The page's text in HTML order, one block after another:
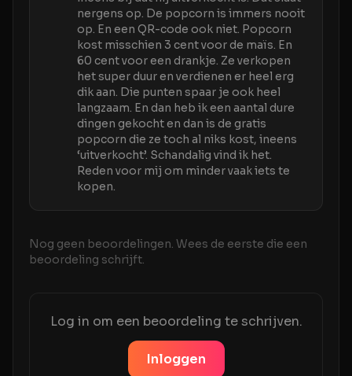
nergens op. De popcorn is immers nooit
op. En een QR-code ook niet. Popcorn
kost misschien 3 cent voor de maïs. En
60 cent voor een drankje. Ze verkopen
het super duur en verdienen er heel erg
dik aan. Die punten spaar je ook heel
langzaam. En dan heb ik een aantal dure
dingen gekocht en dan is de gratis
popcorn die ze toch al niks kost, ineens
‘uitverkocht’. Schandalig vind ik het.
Reden voor mij om minder vaak iets te
kopen.
Nog geen beoordelingen. Wees de eerste die een
beoordeling schrijft.
Log in om een beoordeling te schrijven.
Inloggen